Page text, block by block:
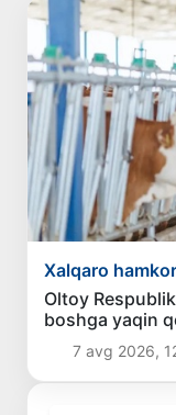
Xalqaro
Oltoy
boshga yaqin
7 avg 2026,